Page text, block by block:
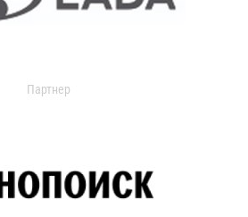
Партнер